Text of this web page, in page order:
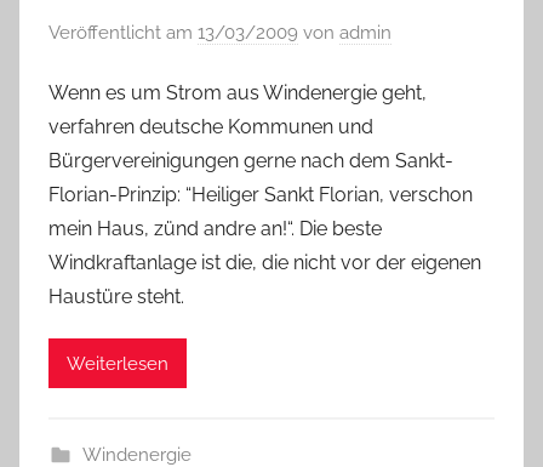
Veröffentlicht am 13/03/2009 von admin
Wenn es um Strom aus Windenergie geht,
verfahren deutsche Kommunen und
Bürgervereinigungen gerne nach dem Sankt-
Florian-Prinzip: “Heiliger Sankt Florian, verschon
mein Haus, zünd andre an!“. Die beste
Windkraftanlage ist die, die nicht vor der eigenen
Haustüre steht.
Weiterlesen
Windenergie